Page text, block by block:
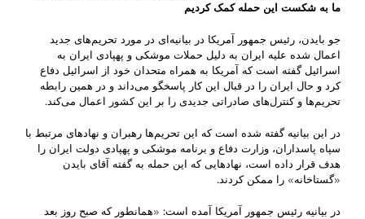
ما به شکست این حمله کمک کردیم
جو بایدن،‌ رئیس جمهور آمریکا در بیانیه‌ای در مورد تحریم‌های جدید
اعمال شده علیه ایران به دلیل حملات موشکی و پهپادی ایران به
اسرائیل گفته است که آمریکا به همراه متحدان خود از اسرائیل دفاع
کرد و حال ایران را در قبال این کار پاسخگو می‌داند و در همین رابطه
تحریم‌ها و کنترل‌های صادراتی جدیدی را بر این کشور اعمال می‌کند.
در این بیانیه گفته شده است که این تحریم‌ها رهبران و نهادهای مرتبط با
سپاه پاسداران، وزارت دفاع و برنامه موشکی و پهپادی دولت ایران را
هدف قرار داده است، نهادهایی که این حمله به گفته آقای بایدن
«گستاخانه» ‌را ممکن کردند.
در بیانیه رئیس جمهور آمریکا آمده است: «همانطور که صبح روز بعد